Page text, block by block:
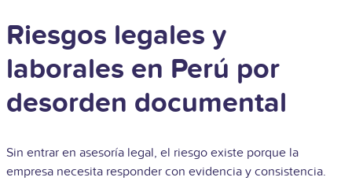
Riesgos legales y
laborales en Perú por
desorden documental
Sin entrar en asesoría legal, el riesgo existe porque la
empresa necesita responder con evidencia y consistencia.